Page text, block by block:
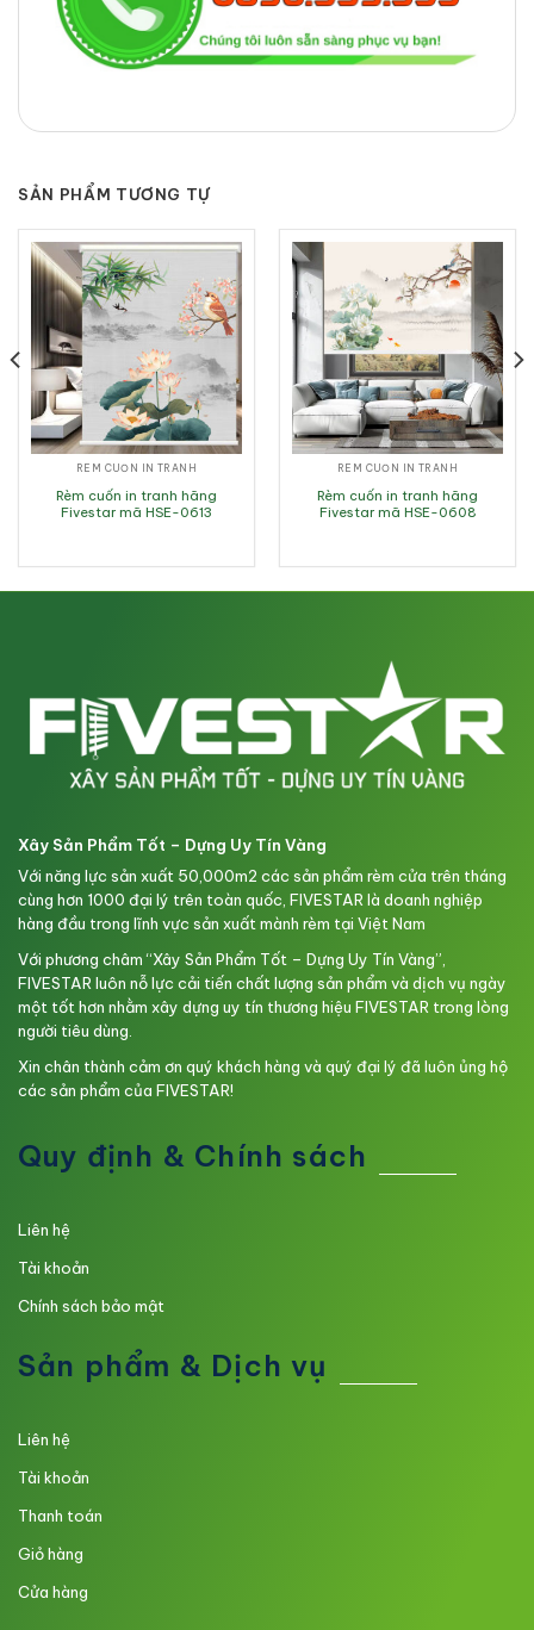
SẢN PHẨM TƯƠNG TỰ
RÈM CUỐN IN TRANH
Rèm cuốn in tranh hãng
Fivestar mã HSE-0613
RÈM CUỐN IN TRANH
Rèm cuốn in tranh hãng
Fivestar mã HSE-0608
Xây Sản Phẩm Tốt – Dựng Uy Tín Vàng
Với năng lực sản xuất 50,000m2 các sản phẩm rèm cửa trên tháng
cùng hơn 1000 đại lý trên toàn quốc, FIVESTAR là doanh nghiệp
hàng đầu trong lĩnh vực sản xuất mành rèm tại Việt Nam
Với phương châm “Xây Sản Phẩm Tốt – Dựng Uy Tín Vàng”,
FIVESTAR luôn nỗ lực cải tiến chất lượng sản phẩm và dịch vụ ngày
một tốt hơn nhằm xây dựng uy tín thương hiệu FIVESTAR trong lòng
người tiêu dùng.
Xin chân thành cảm ơn quý khách hàng và quý đại lý đã luôn ủng hộ
các sản phẩm của FIVESTAR!
Quy định & Chính sách
Liên hệ
Tài khoản
Chính sách bảo mật
Sản phẩm & Dịch vụ
Liên hệ
Tài khoản
Thanh toán
Giỏ hàng
Cửa hàng